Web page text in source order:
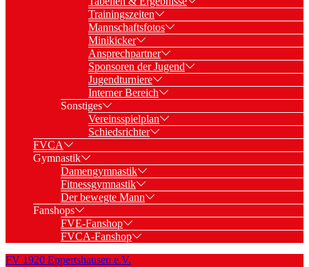
Trainingszeiten
Mannschaftsfotos
Minikicker
Ansprechpartner
Sponsoren der Jugend
Jugendturniere
Interner Bereich
Sonstiges
Vereinsspielplan
Schiedsrichter
FVCA
Gymnastik
Damengymnastik
Fitnessgymnastik
Der bewegte Mann
Fanshops
FVE-Fanshop
FVCA-Fanshop
FV 1920 Eppertshausen e.V.